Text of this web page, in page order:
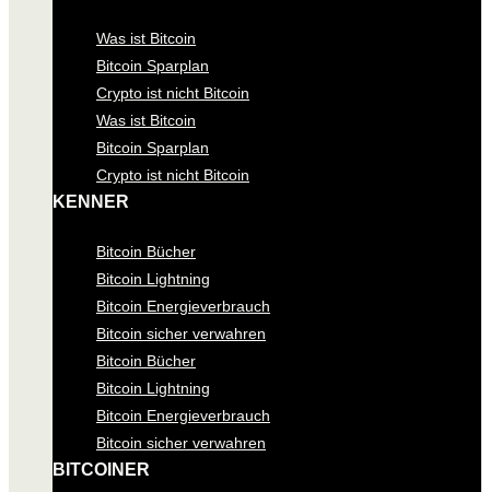
Was ist Bitcoin
Bitcoin Sparplan
Crypto ist nicht Bitcoin
Was ist Bitcoin
Bitcoin Sparplan
Crypto ist nicht Bitcoin
KENNER
Bitcoin Bücher
Bitcoin Lightning
Bitcoin Energieverbrauch
Bitcoin sicher verwahren
Bitcoin Bücher
Bitcoin Lightning
Bitcoin Energieverbrauch
Bitcoin sicher verwahren
BITCOINER